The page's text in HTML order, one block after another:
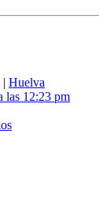
| Huelva
las 12:23 pm